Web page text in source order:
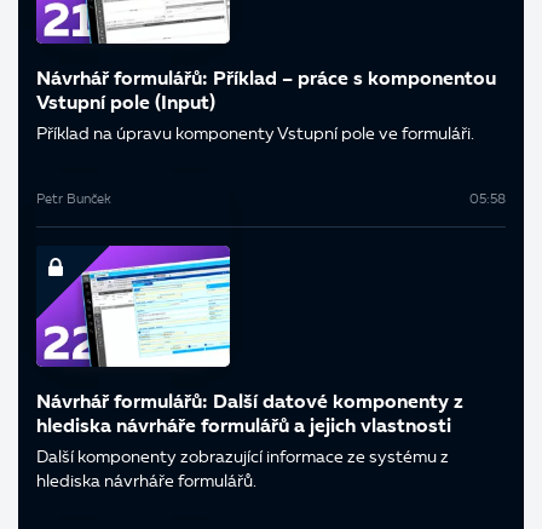
Návrhář formulářů: Příklad – práce s komponentou
Vstupní pole (Input)
Příklad na úpravu komponenty Vstupní pole ve formuláři.
Petr Bunček 05:58
Návrhář formulářů: Další datové komponenty z
hlediska návrháře formulářů a jejich vlastnosti
Další komponenty zobrazující informace ze systému z
hlediska návrháře formulářů.